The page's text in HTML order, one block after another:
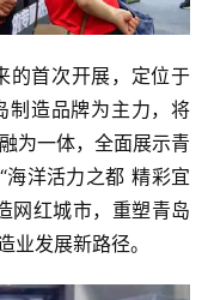
的首次开展，定位于
制造品牌为主力，将
为⼀体，全面展示青
海洋活力之都 精彩宜
网红城市，重塑青岛
业发展新路径。